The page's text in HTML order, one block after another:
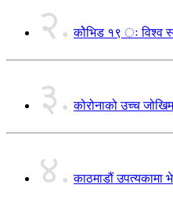
२. कोेभिड १९ ः विश्व
३. कोरोनाको उच्च
४. काठमाडौं उपत्यकामा